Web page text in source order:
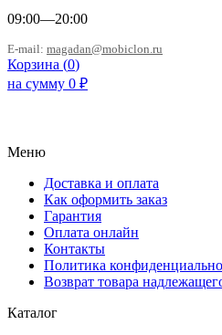
09:00—20:00
E-mail: magadan@mobiclon.ru
Корзина (0)
на сумму 0 ₽
Меню
Доставка и оплата
Как оформить заказ
Гарантия
Оплата онлайн
Контакты
Политика
Возврат товара
Каталог